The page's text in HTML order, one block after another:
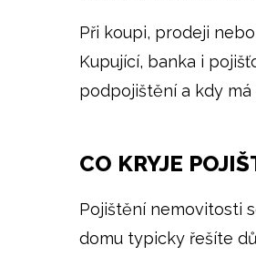
Při koupi, prodeji
Kupující, banka i
podpojištění a kdy
CO KRYJE
Pojištění nemovitosti
domu typicky řešíte